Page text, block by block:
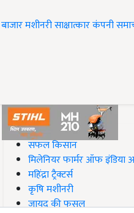
बाजारमशीनरीसाक्षात्कारकंपनी
#Top on Krishi Jagran
सफल किसान
मिलेनियर फार्मर ऑफ इंडिया
महिंद्रा ट्रैक्टर्स
कृषि मशीनरी
जायद की फसल